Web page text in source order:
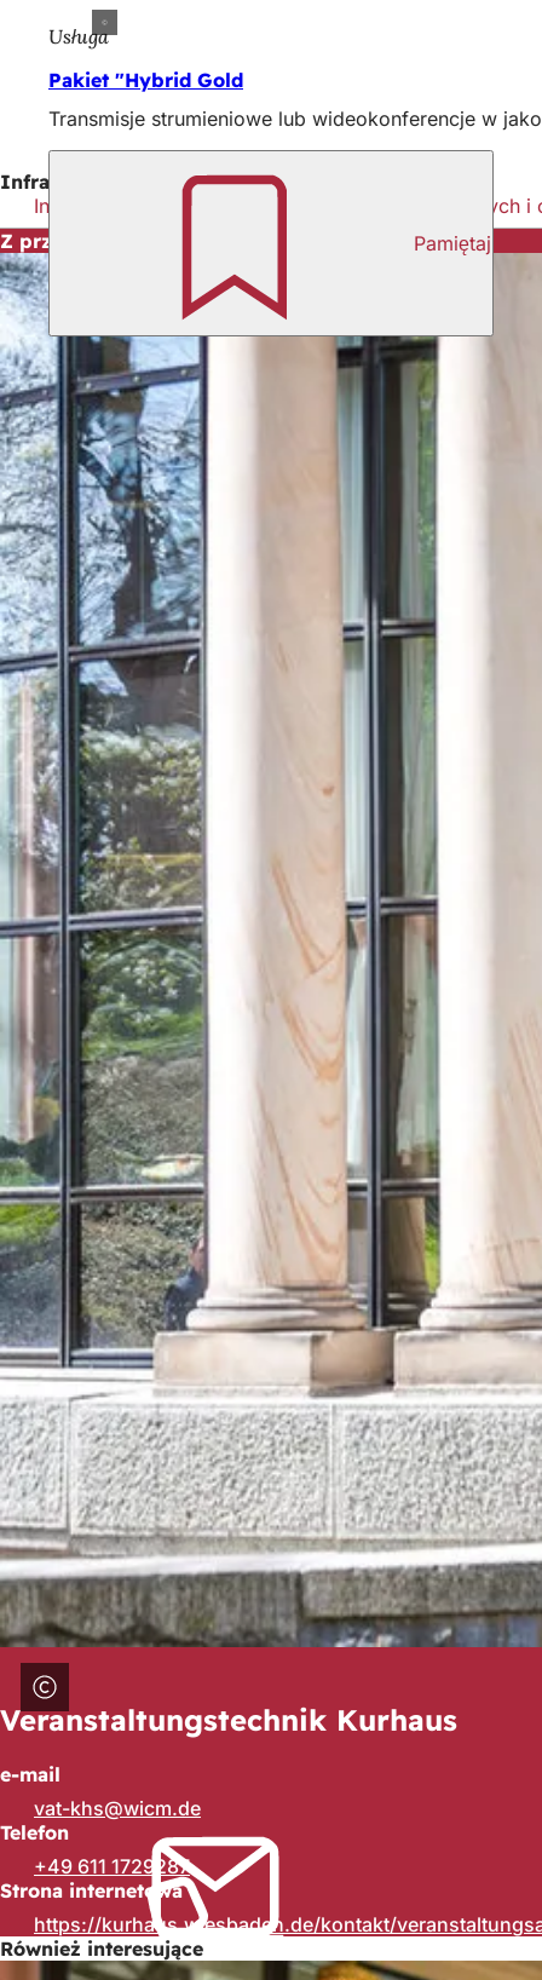
Usługa
Pakiet "Hybrid Gold
Transmisje strumieniowe lub wideokonferencje w
Pamiętaj
Infrastruktura IT
Infrastruktura IT na potrzeby wydarzeń hybrydowych
Z przyjemnością doradzimy!
Veranstaltungstechnik Kurhaus
e-mail
vat-khs
wicm de
Telefon
+49 611 1729287
Strona internetowa
https://kurhaus.wiesbaden.de/kontakt/
Również interesujące